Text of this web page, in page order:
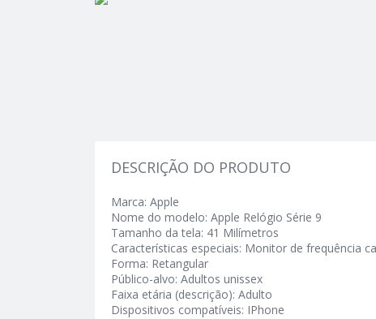
DESCRIÇÃO DO PRODUTO
Marca: Apple
Nome do modelo: Apple Relógio Série 9
Tamanho da tela: 41 Milímetros
Características especiais: Monitor de frequência
Forma: Retangular
Público-alvo: Adultos unissex
Faixa etária (descrição): Adulto
Dispositivos compatíveis: IPhone